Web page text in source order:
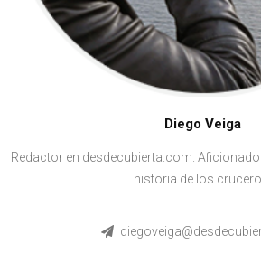
Diego Veiga
Redactor en desdecubierta.com. Aficionado
historia de los